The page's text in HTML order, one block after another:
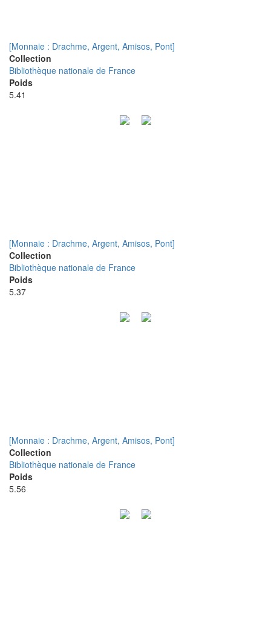
[Monnaie : Drachme, Argent, Amisos, Pont]
Collection
Bibliothèque nationale de France
Poids
5.41
[Monnaie : Drachme, Argent, Amisos, Pont]
Collection
Bibliothèque nationale de France
Poids
5.37
[Monnaie : Drachme, Argent, Amisos, Pont]
Collection
Bibliothèque nationale de France
Poids
5.56